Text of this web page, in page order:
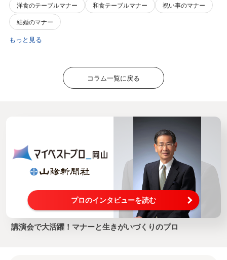
洋食のテーブルマナー
和食テーブルマナー
祝い事のマナー
結婚のマナー
もっと見る
コラム一覧に戻る
プロのインタビューを読む
講演会で大活躍！マナーと生きがいづくりのプロ